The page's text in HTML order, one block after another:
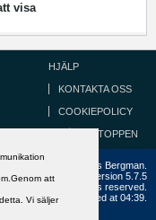
att
Vi säljer
visa
HJÄLP
KONTAKTA OSS
COOKIEPOLICY
GÅ TILL TOPPEN
2002 av Anders Bergman.
byvBulletin®
Version 5.7.5
dba vBulletin. All rights reserved.
page was generated at 04:39.